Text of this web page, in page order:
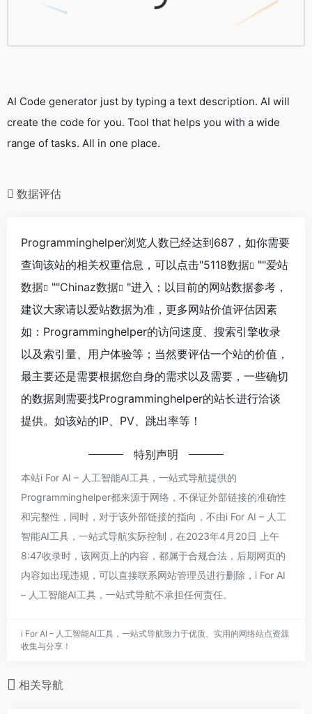
AI Code generator just by typing a text description. AI will
create the code for you. Tool that helps you with a wide
range of tasks. All in one place.
数据评估
Programminghelper浏览人数已经达到687，如你需要
查询该站的相关权重信息，可以点击"5118数据 ""爱站
数据
""Chinaz数据
"进入；以目前的网站数据参考，
建议大家请以爱站数据为准，更多网站价值评估因素
如：Programminghelper的访问速度、搜索引擎收录
以及索引量、用户体验等；当然要评估一个站的价值，
最主要还是需要根据您自身的需求以及需要，一些确切
的数据则需要找Programminghelper的站长进行洽谈
提供。如该站的IP、PV、跳出率等！
特别声明
本站i For AI – 人工智能AI工具，一站式导航提供的
Programminghelper都来源于网络，不保证外部链接的准确性
和完整性，同时，对于该外部链接的指向，不由i For AI – 人工
智能AI工具，一站式导航实际控制，在2023年4月20日 上午
8:47收录时，该网页上的内容，都属于合规合法，后期网页的
内容如出现违规，可以直接联系网站管理员进行删除，i For AI
– 人工智能AI工具，一站式导航不承担任何责任。
i For AI – 人工智能AI工具，一站式导航致力于优质、实用的网络站点资源
收集与分享！
相关导航